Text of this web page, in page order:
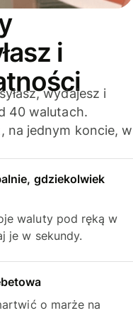
i
wydajesz i
40 walutach.
na jednym koncie, w
gdziekolwiek
waluty pod ręką w
je w sekundy.
o marże na